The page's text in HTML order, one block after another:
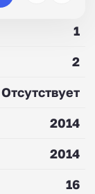
1
2
Отсутствует
2014
2014
16